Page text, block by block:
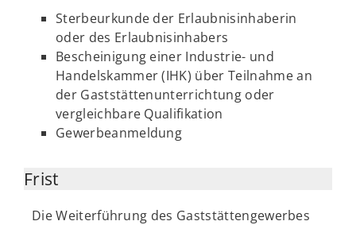
Sterbeurkunde der Erlaubnisinhaberin
oder des Erlaubnisinhabers
Bescheinigung einer Industrie- und
Handelskammer (IHK) über Teilnahme an
der Gaststättenunterrichtung oder
vergleichbare Qualifikation
Gewerbeanmeldung
Frist
Die Weiterführung des Gaststättengewerbes